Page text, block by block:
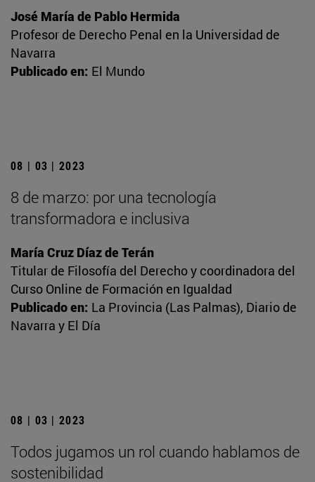
José María de Pablo Hermida
Profesor de Derecho Penal en la Universidad de
Navarra
Publicado en: El Mundo
08 | 03 | 2023
8 de marzo: por una tecnología
transformadora e inclusiva
María Cruz Díaz de Terán
Titular de Filosofía del Derecho y coordinadora del
Curso Online de Formación en Igualdad
Publicado en: La Provincia (Las Palmas), Diario de
Navarra y El Día
08 | 03 | 2023
Todos jugamos un rol cuando hablamos de
sostenibilidad